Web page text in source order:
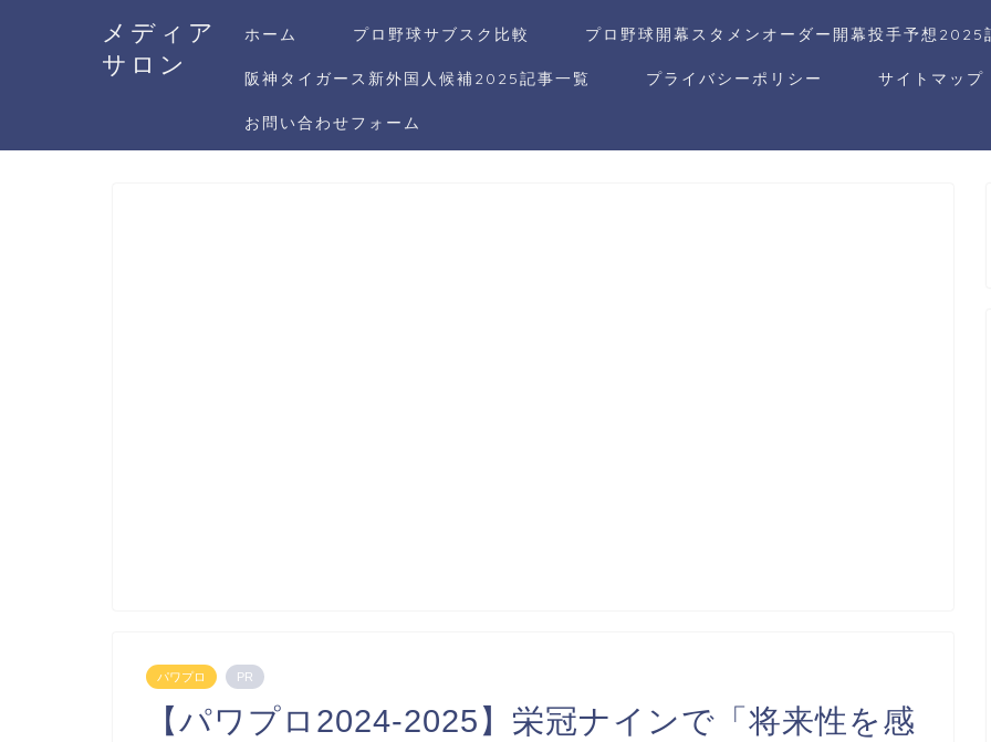
メディア
サロン
ホーム プロ野球サブスク比較 プロ野球開幕スタメンオーダー開幕投手予想2025
阪神タイガース新外国人候補2025記事一覧 プライバシーポリシー サイトマップ
お問い合わせフォーム
パワプロ PR
【パワプロ2024-2025】栄冠ナインで「将来性を感